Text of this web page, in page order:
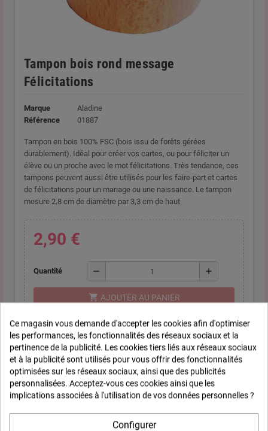
Tampon bois rond message
Félicitations
Marque
Aladine
Référence
01887
Tampon en bois 100% FSC (bois issu de forêts gérées
durablement). Idéal pour créer vos cartes, ou pour féliciter un
élève ou un proche avec le mot félicitations. Très tendance, ces
tampons peuvent aussi être utilisés pour les faire-part et cartes
de félicitations pour un mariage ou une naissance. Le tampon
mesure 2,8 cm de diamètre par 3,3 cm de haut
2,90 €
Quantité remove add
shopping_cart AJOUTER AU PANIER
Paiements 100% sécurisés
Partager Pinterest
Ce magasin vous demande d'accepter les cookies afin d'optimiser
les performances, les fonctionnalités des réseaux sociaux et la
pertinence de la publicité. Les cookies tiers liés aux réseaux sociaux
et à la publicité sont utilisés pour vous offrir des fonctionnalités
optimisées sur les réseaux sociaux, ainsi que des publicités
personnalisées. Acceptez-vous ces cookies ainsi que les
implications associées à l'utilisation de vos données personnelles ?
Configurer